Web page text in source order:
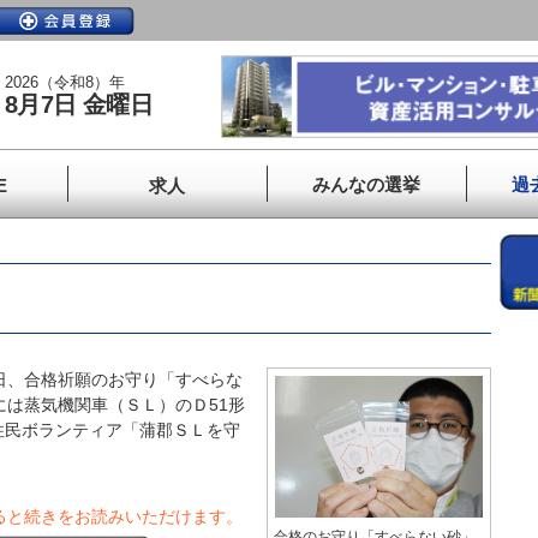
2026（令和8）年
8月7日 金曜日
求人 みんなの選挙 過
合格祈願のお守り「すべらな
蒸気機関車（ＳＬ）のＤ51形
ボランティア「蒲郡ＳＬを守
続きをお読みいただけます。